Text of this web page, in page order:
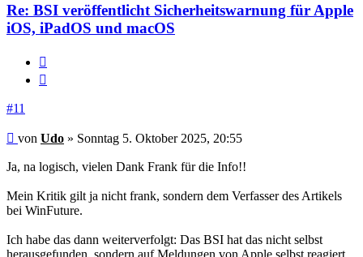
Re: BSI veröffentlicht Sicherheitswarnung für Apple
iOS, iPadOS und macOS
#11
Beitrag
von Udo » Sonntag 5. Oktober 2025, 20:55
Ja, na logisch, vielen Dank Frank für die Info!!
Mein Kritik gilt ja nicht frank, sondern dem Verfasser des Artikels
bei WinFuture.
Ich habe das dann weiterverfolgt: Das BSI hat das nicht selbst
herausgefunden, sondern auf Meldungen von Apple selbst reagiert